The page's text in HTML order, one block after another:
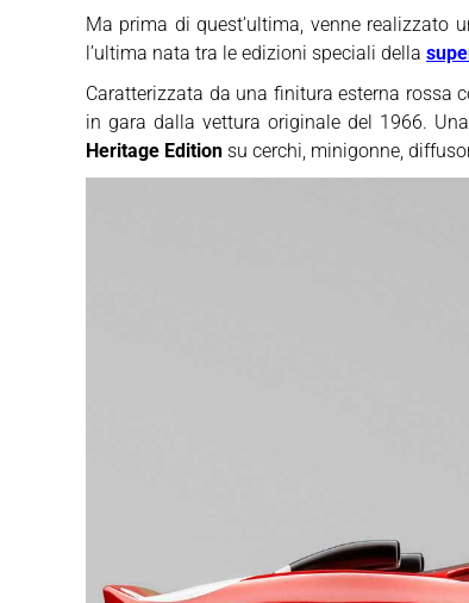
Ma prima di quest’ultima, venne realizzato
l’ultima nata tra le edizioni speciali della
Caratterizzata da una finitura esterna rossa
in gara dalla vettura originale del 1966.
Heritage Edition su cerchi, minigonne,